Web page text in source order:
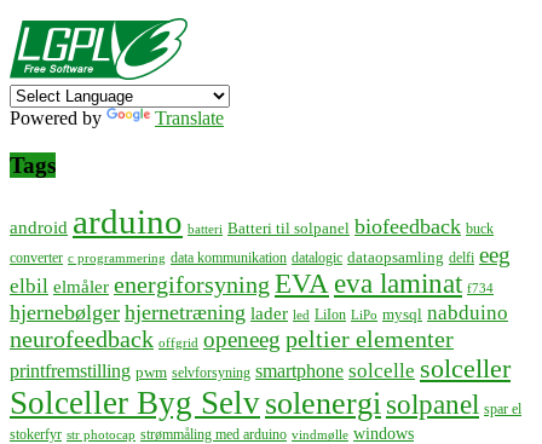
Powered by Translate
Tags
android arduino batteri Batteri til solpanel biofeedback buck
converter c programmering data kommunikation datalogic dataopsamling delfi eeg
elbil elmåler energiforsyning EVA eva laminat f734
hjernebølger hjernetræning lader led LiIon LiPo mysql nabduino
neurofeedback offgrid openeeg peltier elementer
printfremstilling pwm selvforsyning smartphone solcelle solceller
Solceller Byg Selvsolenergi solpanel spar el
stokerfyr str photocap strømmåling med arduino vindmølle windows